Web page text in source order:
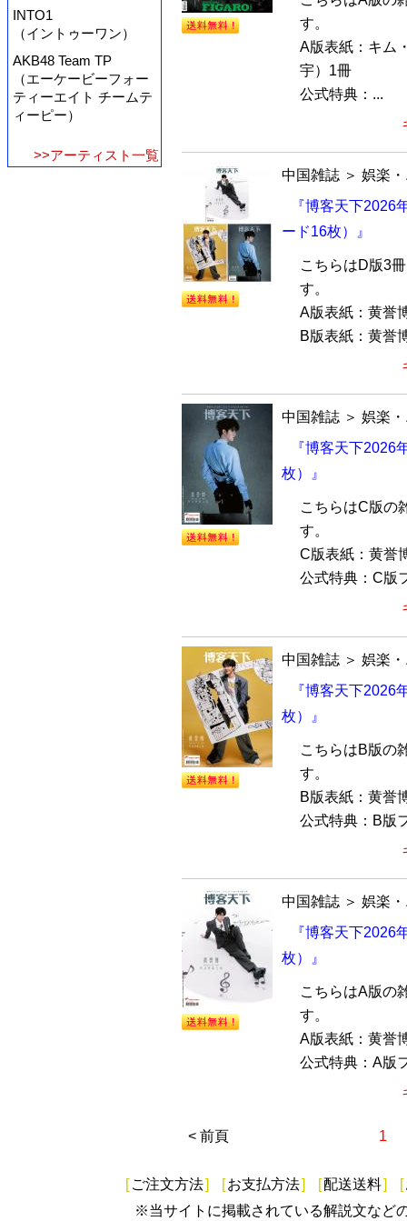
INTO1
（イントゥーワン）
AKB48 Team TP
（エーケービーフォー
ティーエイト チームテ
ィーピー）
>>アーティスト一覧
す。
A版表紙：キム
宇）1冊
公式特典：...
中国雑誌 ＞ 娯楽
『博客天下2026
ード16枚）』
こちらはD版3
す。
A版表紙：黄誉
B版表紙：黄誉
中国雑誌 ＞ 娯楽
『博客天下2026
枚）』
こちらはC版の
す。
C版表紙：黄誉
公式特典：C版
中国雑誌 ＞ 娯楽
『博客天下2026
枚）』
こちらはB版の
す。
B版表紙：黄誉
公式特典：B版
中国雑誌 ＞ 娯楽
『博客天下2026
枚）』
こちらはA版の
す。
A版表紙：黄誉
公式特典：A版
< 前頁 1
[ ご注文方法] [お支払方法] [配送送料] [
※当サイトに掲載されている解説文など